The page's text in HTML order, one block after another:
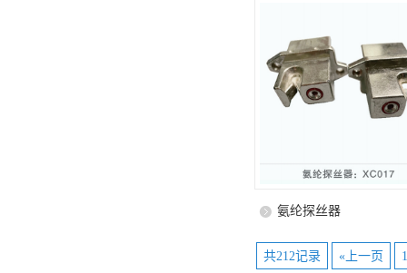
氨纶探丝器
共212记录 «上一页 1